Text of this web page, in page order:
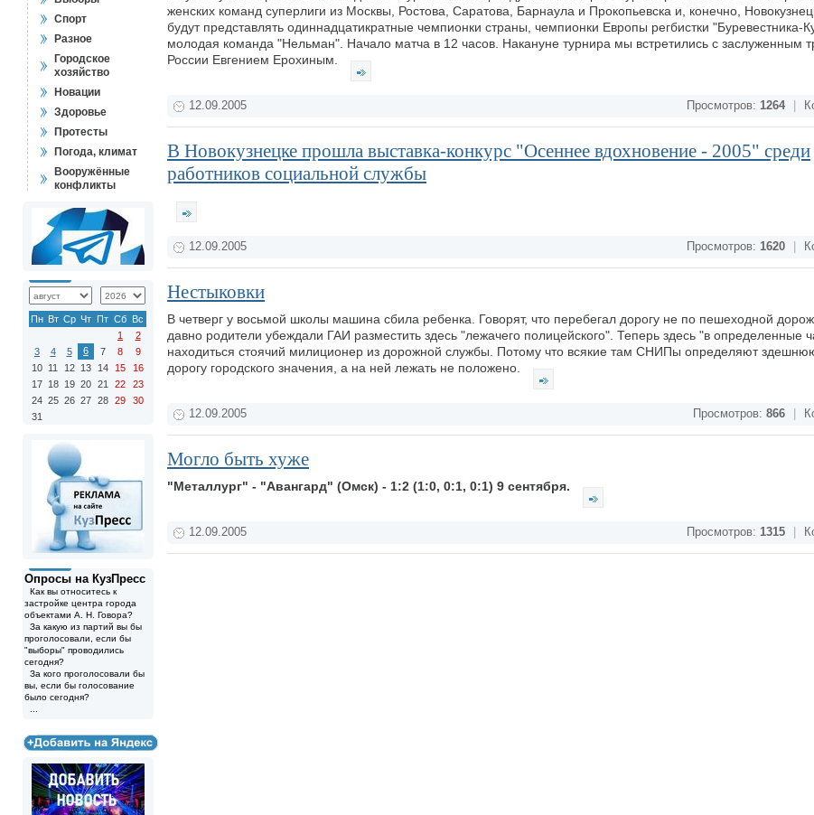
Спорт
Разное
Городское
хозяйство
Новации
Здоровье
Протесты
Погода, климат
Вооружённые
конфликты
Пн Вт Ср Чт Пт Сб Вс
1
2
3
4 5 6 7 8
9
10 11 12 13 14 15
16
17 18 19 20 21 22
23
24 25 26 27 28 29
30
31
Опросы на КузПресс
Как вы относитесь к
застройке центра города
объектами А. Н. Говора?
За какую из партий вы бы
проголосовали, если бы
"выборы" проводились
сегодня?
За кого проголосовали бы
вы, если бы голосование
было сегодня?
женских команд суперлиги из Москвы, Ростова, Саратова, Барнаула и Прокопьевска и, конечно,
будут представлять одиннадцатикратные чемпионки страны, чемпионки Европы регбистки "Буревестника-
молодая команда "Нельман". Начало матча в 12 часов. Накануне турнира мы встретились с заслуженным
России Евгением Ерохиным.
12.09.2005 Просмотров: 1264
В Новокузнецке прошла выставка-конкурс "Осеннее вдохновение - 2005" среди
работников социальной службы
12.09.2005 Просмотров: 1620
Нестыковки
В четверг у восьмой школы машина сбила ребенка. Говорят, что перебегал дорогу не по пешеходной
давно родители убеждали ГАИ разместить здесь "лежачего полицейского". Теперь здесь "в определенные
находиться стоячий милиционер из дорожной службы. Потому что всякие там СНИПы определяют
дорогу городского значения, а на ней лежать не положено.
12.09.2005 Просмотров: 866
Могло быть хуже
"Металлург" - "Авангард" (Омск) - 1:2 (1:0, 0:1, 0:1) 9 сентября.
12.09.2005 Просмотров: 1315